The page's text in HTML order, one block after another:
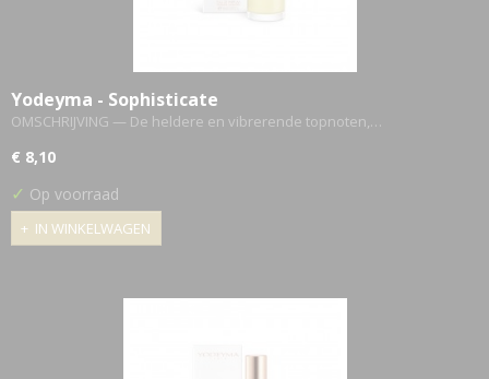
Yodeyma - Sophisticate
OMSCHRIJVING — De heldere en vibrerende topnoten,…
€ 8,10
✓ Op voorraad
IN WINKELWAGEN